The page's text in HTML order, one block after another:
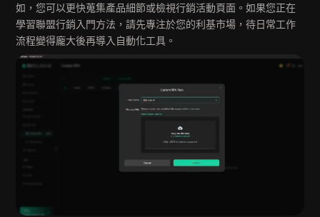
如，您可以更快蒐集產品細節或檢視行銷活動頁面。如果您正在
學習聯盟行銷入門方法，請先專注於您的利基市場，待日常工作
流程變得龐大後再導入自動化工具。